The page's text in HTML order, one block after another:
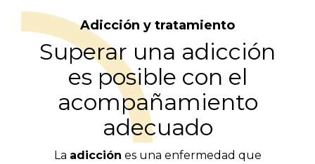
Adicción y tratamiento
Superar una adicción
es posible con el
acompañamiento
adecuado
La adicción es una enfermedad que